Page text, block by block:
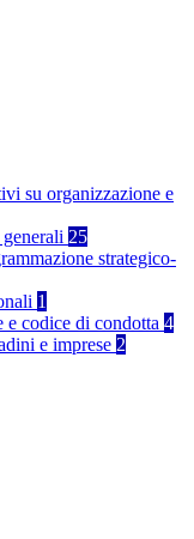
su organizzazione e
25
strategico-
1
codice di condotta 4
e imprese 2